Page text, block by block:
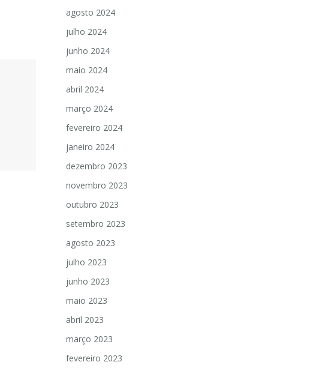
agosto 2024
julho 2024
junho 2024
maio 2024
abril 2024
março 2024
fevereiro 2024
janeiro 2024
dezembro 2023
novembro 2023
outubro 2023
setembro 2023
agosto 2023
julho 2023
junho 2023
maio 2023
abril 2023
março 2023
fevereiro 2023